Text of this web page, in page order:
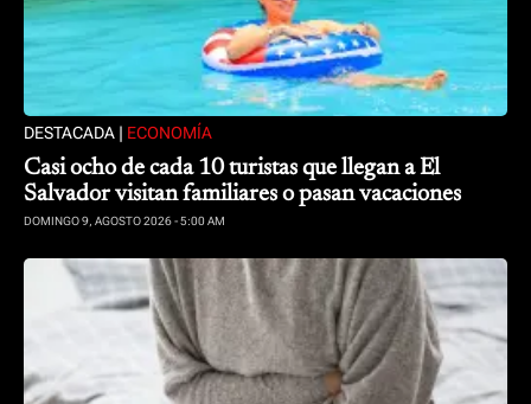
DESTACADA | ECONOMÍA
Casi ocho de cada 10 turistas que llegan a El
Salvador visitan familiares o pasan vacaciones
DOMINGO 9, AGOSTO 2026 - 5:00 AM